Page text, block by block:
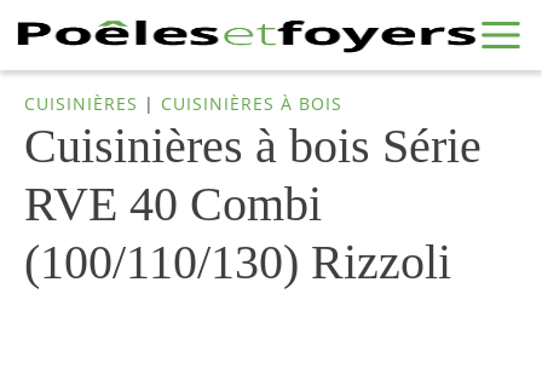
CUISINIÈRES | CUISINIÈRES À BOIS
Cuisinières à bois Série
RVE 40 Combi
(100/110/130) Rizzoli